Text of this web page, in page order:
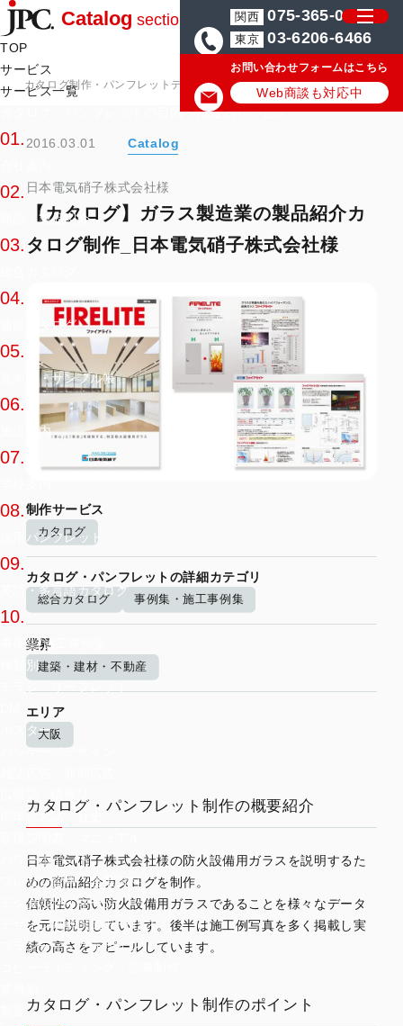
Catalog section
TOP
サービス
サービス一覧
カタログ・パンフレットの目的・用途別サービス
01.
02.
商品・製品紹介
03.
04.
通販カタログ
05.
見本帳・サンプル帳
06.
施設案内
07.
08.
採用パンフレット
09.
英語・多言語カタログ
10.
事例集/施工事例集
種類別
ポスター
パッケージデザイン
周年記念誌・社史
パワーポイント
プレゼン資料・営業資料
デジタルサイネージ
デザイン制作関連サービス
ブランディングデザイン
関西 075-365-0571
東京 03-6206-6466
お問い合わせフォームはこちら
Web商談も対応中
カタログ制作・パンフレットデザイン会社はJPC カタログ・パンフレ
2016.03.01 Catalog
日本電気硝子株式会社様
【カタログ】ガラス製造業の製品紹介カ
タログ制作_日本電気硝子株式会社様
制作サービス
カタログ
カタログ・パンフレットの詳細カテゴリ
総合カタログ 事例集・施工事例集
業界
建築・建材・不動産
エリア
大阪
カタログ・パンフレット制作の概要紹介
日本電気硝子株式会社様の防火設備用ガラスを説明するた
めの商品紹介カタログを制作。
信頼性の高い防火設備用ガラスであることを様々なデータ
を元に説明しています。後半は施工例写真を多く掲載し実
績の高さをアピールしています。
カタログ・パンフレット制作のポイント